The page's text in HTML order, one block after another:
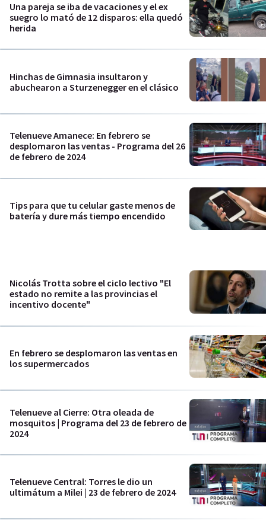
Una pareja se iba de vacaciones y el ex
suegro lo mató de 12 disparos: ella quedó
herida
Hinchas de Gimnasia insultaron y
abuchearon a Sturzenegger en el clásico
Telenueve Amanece: En febrero se
desplomaron las ventas - Programa del 26
de febrero de 2024
Tips para que tu celular gaste menos de
batería y dure más tiempo encendido
Nicolás Trotta sobre el ciclo lectivo "El
estado no remite a las provincias el
incentivo docente"
En febrero se desplomaron las ventas en
los supermercados
Telenueve al Cierre: Otra oleada de
mosquitos | Programa del 23 de febrero de
2024
Telenueve Central: Torres le dio un
ultimátum a Milei | 23 de febrero de 2024